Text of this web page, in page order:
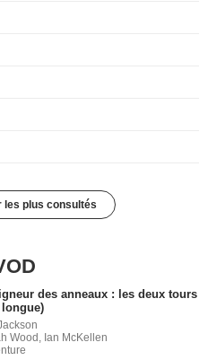
les plus consultés
des anneaux : les deux tours
Wood, Ian McKellen